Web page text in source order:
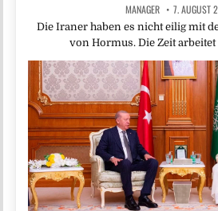
MANAGER 7. AUGUST
Die Iraner haben es nicht eilig mit
von Hormus. Die Zeit